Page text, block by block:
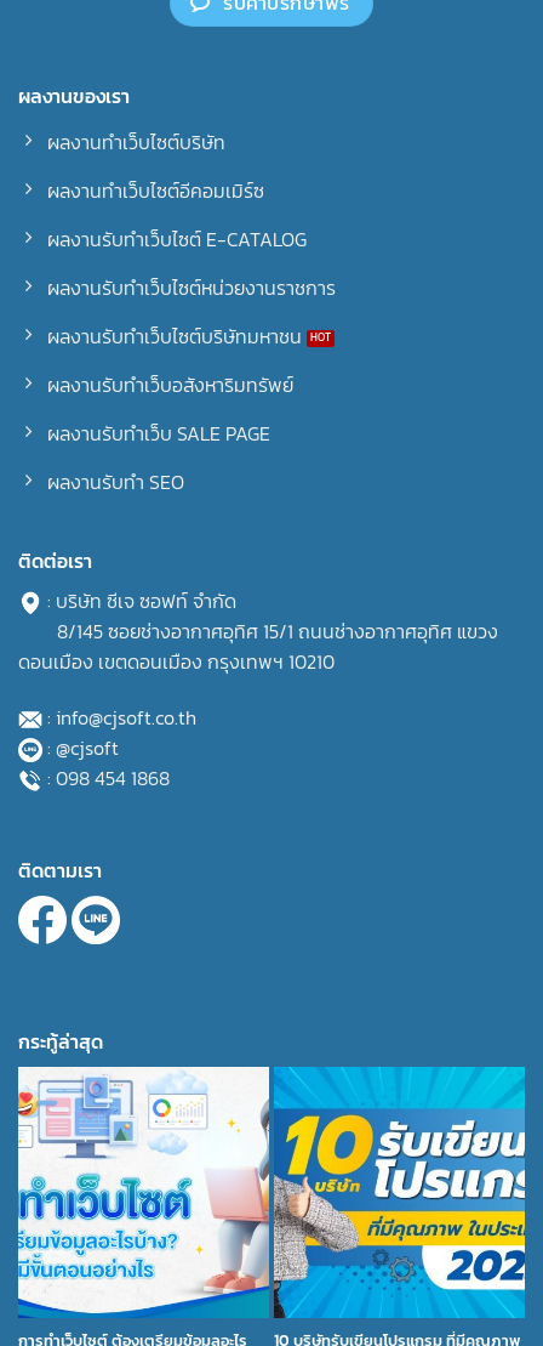
ผลงานของเรา
ผลงานทำเว็บไซต์บริษัท
ผลงานทำเว็บไซต์อีคอมเมิร์ซ
ผลงานรับทำเว็บไซต์ E-CATALOG
ผลงานรับทำเว็บไซต์หน่วยงานราชการ
ผลงานรับทำเว็บไซต์บริษัทมหาชน
ผลงานรับทำเว็บอสังหาริมทรัพย์
ผลงานรับทำเว็บ SALE PAGE
ผลงานรับทำ SEO
ติดต่อเรา
: บริษัท ซีเจ ซอฟท์ จำกัด
8/145 ซอยช่างอากาศอุทิศ 15/1 ถนนช่างอากาศอุทิศ แขวง
ดอนเมือง เขตดอนเมือง กรุงเทพฯ 10210
: info@cjsoft.co.th
: @cjsoft
: 098 454 1868
ติดตามเรา
กระทู้ล่าสุด
การทำเว็บไซต์ ต้องเตรียมข้อมูลอะไร 10 บริษัทรับเขียนโปรแกรม ที่มีคุณภาพ